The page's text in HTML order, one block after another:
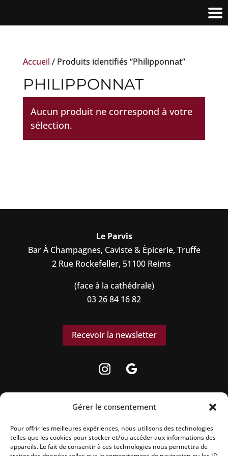
Gérer le consentement
Pour offrir les meilleures expériences, nous utilisons des technologies
telles que les cookies pour stocker et/ou accéder aux informations des
appareils. Le fait de consentir à ces technologies nous permettra de
Accueil / Produits identifiés “Philipponnat”
PHILIPPONNAT
Aucun produit ne correspond à votre
sélection.
Le Parvis
Bar À Champagnes, Caviste & Èpicerie, Truffe
2 Rue Rockefeller, 51100 Reims
(face à la cathédrale)
03 26 84 16 82
Recevoir la newsletter
La vente d’alcool est strictement interdite
aux mineurs.